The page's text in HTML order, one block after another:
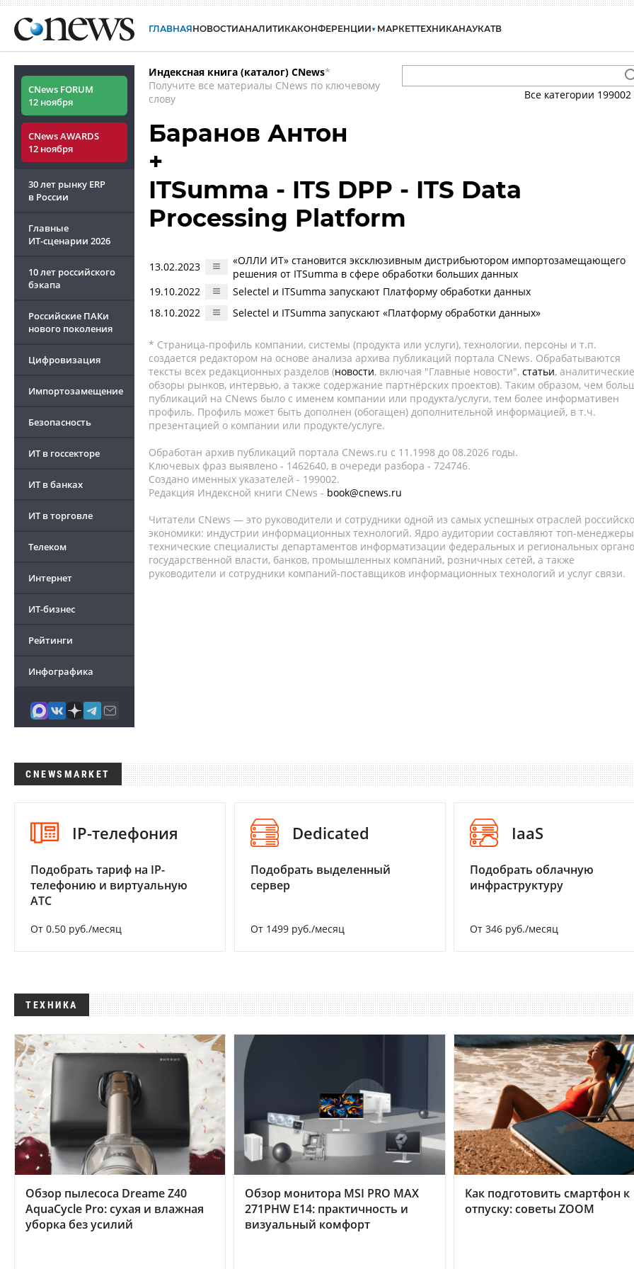
ГЛАВНАЯНОВОСТИАНАЛИТИКАКОНФЕРЕНЦИИ МАРКЕТТЕХНИКАНАУКАТВ
CNews FORUM
12 ноября
CNews AWARDS
12 ноября
30 лет рынку ERP
в России
Главные
ИТ-сценарии 2026
10 лет российского
бэкапа
Российские ПАКи
нового поколения
Цифровизация
Импортозамещение
Безопасность
ИТ в госсекторе
ИТ в банках
ИТ в торговле
Телеком
Интернет
ИТ-бизнес
Рейтинги
Инфографика
Индексная книга (каталог) CNews*
Получите все материалы CNews по ключевому
слову
Все категории 199002
Баранов Антон
+
ITSumma - ITS DPP - ITS Data
Processing Platform
13.02.2023
«ОЛЛИ ИТ» становится эксклюзивным дистрибьютором импортозамещающего
решения от ITSumma в сфере обработки больших данных
19.10.2022
Selectel и ITSumma запускают Платформу обработки данных
18.10.2022
Selectel и ITSumma запускают «Платформу обработки данных»
* Страница-профиль компании, системы (продукта или услуги), технологии, персоны и т.п.
создается редактором на основе анализа архива публикаций портала CNews. Обрабатываются
тексты всех редакционных разделов (новости, включая "Главные новости", статьи, аналитические
обзоры рынков, интервью, а также содержание партнёрских проектов). Таким образом, чем
публикаций на CNews было с именем компании или продукта/услуги, тем более информативен
профиль. Профиль может быть дополнен (обогащен) дополнительной информацией, в т.ч.
презентацией о компании или продукте/услуге.
Обработан архив публикаций портала CNews.ru c 11.1998 до 08.2026 годы.
Ключевых фраз выявлено - 1462640, в очереди разбора - 724746.
Создано именных указателей - 199002.
Редакция Индексной книги CNews - book@cnews.ru
Читатели CNews — это руководители и сотрудники одной из самых успешных отраслей
экономики: индустрии информационных технологий. Ядро аудитории составляют топ-
технические специалисты департаментов информатизации федеральных и региональных
государственной власти, банков, промышленных компаний, розничных сетей, а также
руководители и сотрудники компаний-поставщиков информационных технологий и услуг связи.
CNEWSMARKET
IP-телефония
Подобрать тариф на IP-
телефонию и виртуальную
АТС
От 0.50 руб./месяц
Dedicated
Подобрать выделенный
сервер
От 1499 руб./месяц
IaaS
Подобрать облачную
инфраструктуру
От 346 руб./месяц
ТЕХНИКА
Обзор пылесоса Dreame Z40
AquaCycle Pro: сухая и влажная
уборка без усилий
Обзор монитора MSI PRO MAX
271PHW E14: практичность и
визуальный комфорт
Как подготовить смартфон к
отпуску: советы ZOOM